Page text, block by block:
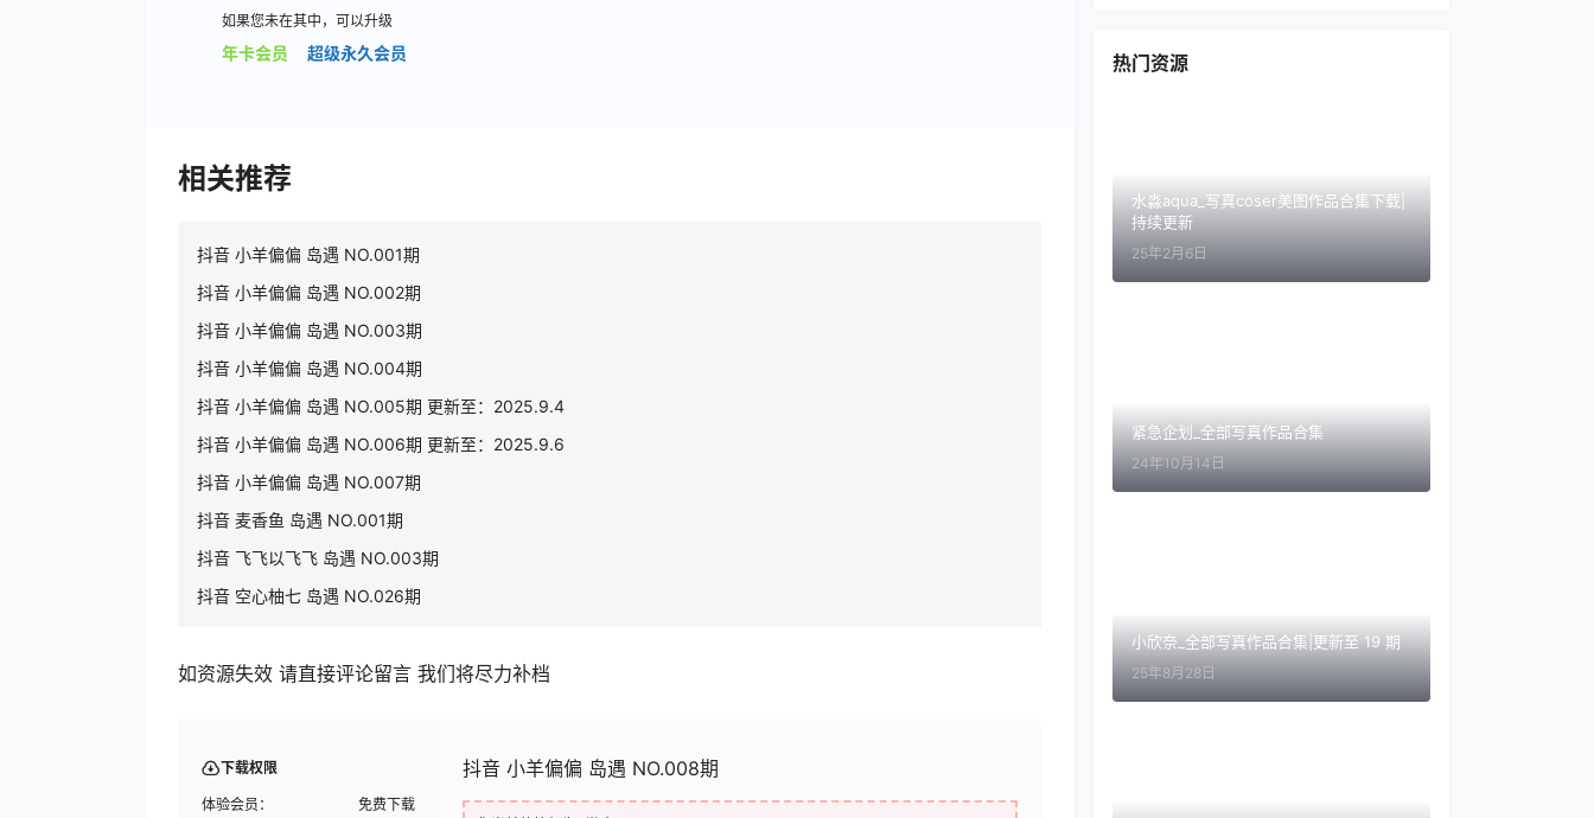
如果您未在其中，可以升级
年卡会员 超级永久会员
相关推荐
抖音 小羊偏偏 岛遇 NO.001期
抖音 小羊偏偏 岛遇 NO.002期
抖音 小羊偏偏 岛遇 NO.003期
抖音 小羊偏偏 岛遇 NO.004期
抖音 小羊偏偏 岛遇 NO.005期 更新至：2025.9.4
抖音 小羊偏偏 岛遇 NO.006期 更新至：2025.9.6
抖音 小羊偏偏 岛遇 NO.007期
抖音 麦香鱼 岛遇 NO.001期
抖音 飞飞以飞飞 岛遇 NO.003期
抖音 空心柚七 岛遇 NO.026期
如资源失效 请直接评论留言 我们将尽力补档
下载权限
体验会员：
免费下载
抖音 小羊偏偏 岛遇 NO.008期
热门资源
水淼aqua_写真coser美图作品合集下载|
持续更新
25年2月6日
紧急企划_全部写真作品合集
24年10月14日
小欣奈_全部写真作品合集|更新至 19 期
25年8月28日